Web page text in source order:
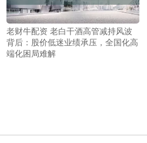
老财牛配资 老白干酒高管减持风波
背后：股价低迷业绩承压，全国化高
端化困局难解